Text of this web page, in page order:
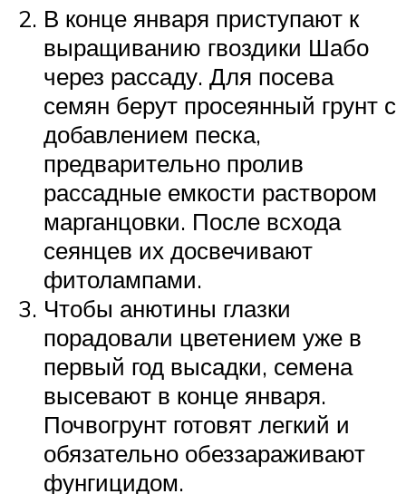
В конце января приступают к
выращиванию гвоздики Шабо
через рассаду. Для посева
семян берут просеянный грунт с
добавлением песка,
предварительно пролив
рассадные емкости раствором
марганцовки. После всхода
сеянцев их досвечивают
фитолампами.
Чтобы анютины глазки
порадовали цветением уже в
первый год высадки, семена
высевают в конце января.
Почвогрунт готовят легкий и
обязательно обеззараживают
фунгицидом.